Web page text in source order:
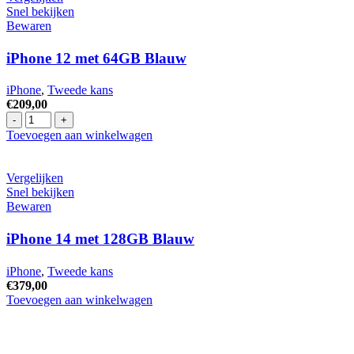
Plus
256GB
hoeveelheid
Snel bekijken
Bewaren
iPhone 12 met 64GB Blauw
iPhone, Tweede kans
€209,00
iPhone
12
Blauw
hoeveelheid
Toevoegen aan winkelwagen
Vergelijken
Snel bekijken
Bewaren
iPhone 14 met 128GB Blauw
iPhone, Tweede kans
€379,00
iPhone
Toevoegen aan winkelwagen